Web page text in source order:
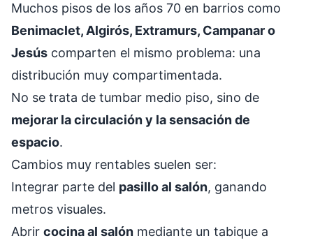
Muchos pisos de los años 70 en barrios como
Benimaclet, Algirós, Extramurs, Campanar o
Jesús comparten el mismo problema: una
distribución muy compartimentada.
No se trata de tumbar medio piso, sino de
mejorar la circulación y la sensación de
espacio.
Cambios muy rentables suelen ser:
Integrar parte del pasillo al salón, ganando
metros visuales.
Abrir cocina al salón mediante un tabique a